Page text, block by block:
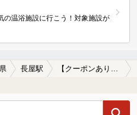
の温浴施設に行こう！対象施設が
長屋駅 【クーポンあり】カップルにおすすめの長屋駅近くの温泉、日帰り温泉、スーパー銭湯おすすめ